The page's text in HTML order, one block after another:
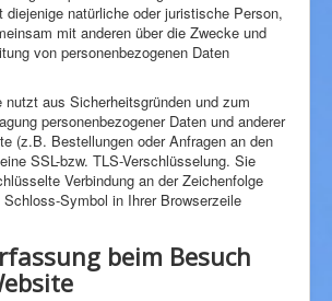
diejenige natürliche oder juristische Person,
mit anderen über die Zwecke und
von personenbezogenen Daten
nutzt aus Sicherheitsgründen und zum
personenbezogener Daten und anderer
(z.B. Bestellungen oder Anfragen an den
SSL-bzw. TLS-Verschlüsselung. Sie
Verbindung an der Zeichenfolge
Schloss-Symbol in Ihrer Browserzeile
beim Besuch